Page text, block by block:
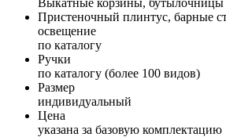
Пристеночный плинтус, барные
освещение
по каталогу
Ручки
по каталогу (более 100 видов)
Размер
индивидуальный
Цена
указана за базовую комплектацию